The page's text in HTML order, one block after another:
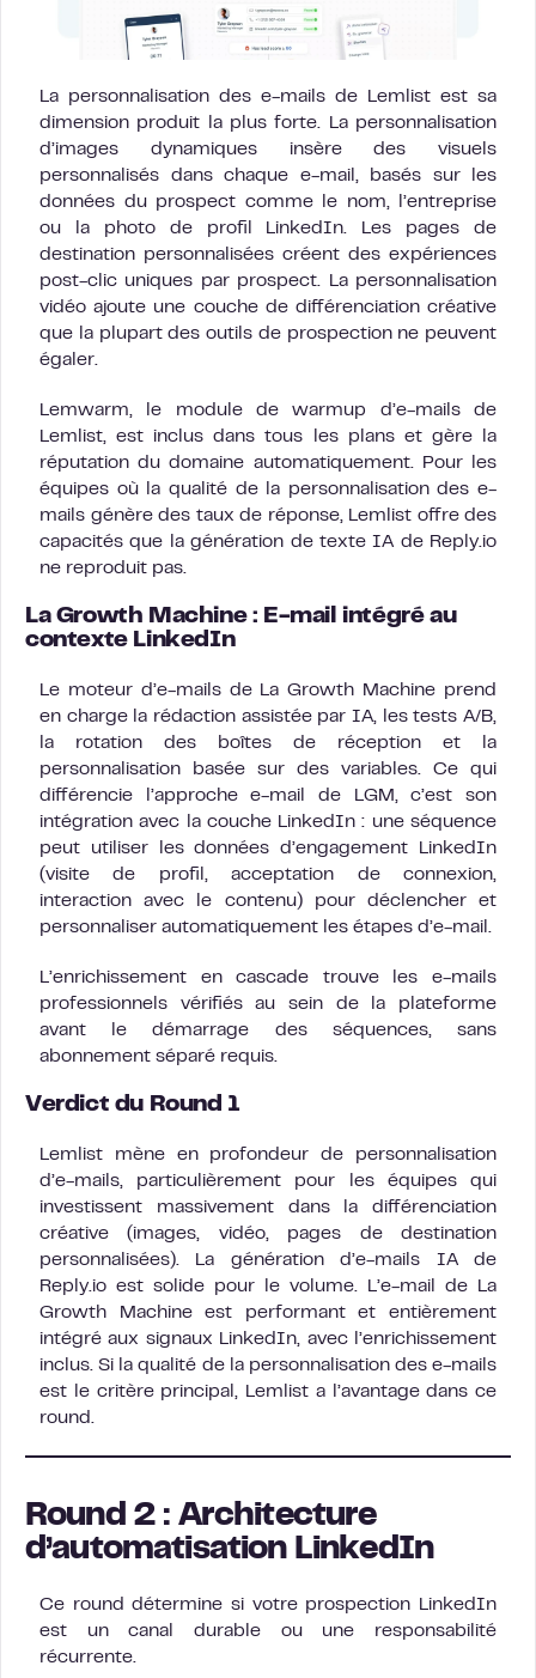
La personnalisation des e-mails de Lemlist est sa
dimension produit la plus forte. La personnalisation
d’images dynamiques insère des visuels
personnalisés dans chaque e-mail, basés sur les
données du prospect comme le nom, l’entreprise
ou la photo de profil LinkedIn. Les pages de
destination personnalisées créent des expériences
post-clic uniques par prospect. La personnalisation
vidéo ajoute une couche de différenciation créative
que la plupart des outils de prospection ne peuvent
égaler.
Lemwarm, le module de warmup d’e-mails de
Lemlist, est inclus dans tous les plans et gère la
réputation du domaine automatiquement. Pour les
équipes où la qualité de la personnalisation des e-
mails génère des taux de réponse, Lemlist offre des
capacités que la génération de texte IA de Reply.io
ne reproduit pas.
La Growth Machine : E-mail intégré au
contexte LinkedIn
Le moteur d’e-mails de La Growth Machine prend
en charge la rédaction assistée par IA, les tests A/B,
la rotation des boîtes de réception et la
personnalisation basée sur des variables. Ce qui
différencie l’approche e-mail de LGM, c’est son
intégration avec la couche LinkedIn : une séquence
peut utiliser les données d’engagement LinkedIn
(visite de profil, acceptation de connexion,
interaction avec le contenu) pour déclencher et
personnaliser automatiquement les étapes d’e-mail.
L’enrichissement en cascade trouve les e-mails
professionnels vérifiés au sein de la plateforme
avant le démarrage des séquences, sans
abonnement séparé requis.
Verdict du Round 1
Lemlist mène en profondeur de personnalisation
d’e-mails, particulièrement pour les équipes qui
investissent massivement dans la différenciation
créative (images, vidéo, pages de destination
personnalisées). La génération d’e-mails IA de
Reply.io est solide pour le volume. L’e-mail de La
Growth Machine est performant et entièrement
intégré aux signaux LinkedIn, avec l’enrichissement
inclus. Si la qualité de la personnalisation des e-mails
est le critère principal, Lemlist a l’avantage dans ce
round.
Round 2 : Architecture
d’automatisation LinkedIn
Ce round détermine si votre prospection LinkedIn
est un canal durable ou une responsabilité
récurrente.